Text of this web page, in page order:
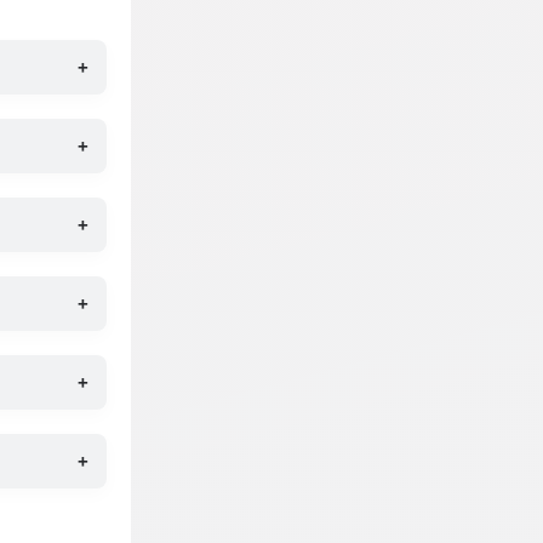
+
+
+
+
+
+